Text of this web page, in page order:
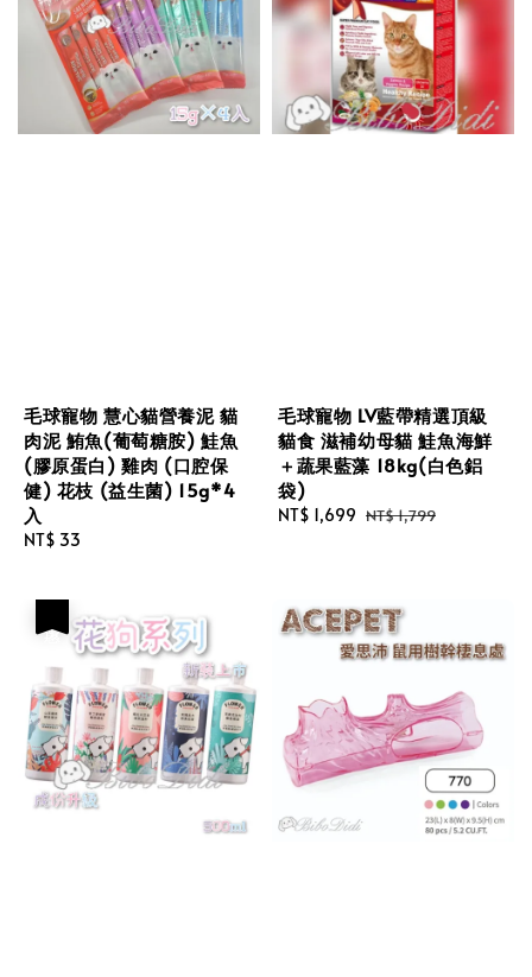
毛球寵物 慧心貓營養泥 貓
肉泥 鮪魚(葡萄糖胺) 鮭魚
(膠原蛋白) 雞肉 (口腔保
健) 花枝 (益生菌) 15g*4
入
Regular
NT$ 33
毛球寵物 LV藍帶精選頂級
貓食 滋補幼母貓 鮭魚海鮮
＋蔬果藍藻 18kg(白色鋁
袋)
Sale
NT$ 1,699 Regular
NT$ 1,799